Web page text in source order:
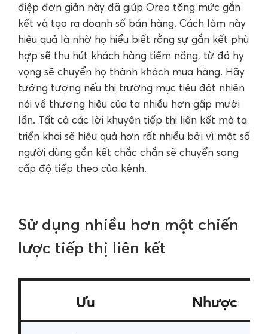
điệp đơn giản này đã giúp Oreo tăng mức gắn
kết và tạo ra doanh số bán hàng. Cách làm này
hiệu quả là nhờ họ hiểu biết rằng sự gắn kết phù
hợp sẽ thu hút khách hàng tiềm năng, từ đó hy
vọng sẽ chuyển họ thành khách mua hàng. Hãy
tưởng tượng nếu thị trường mục tiêu đột nhiên
nói về thương hiệu của ta nhiều hơn gấp mười
lần. Tất cả các lời khuyên tiếp thị liên kết mà ta
triển khai sẽ hiệu quả hơn rất nhiều bởi vì một số
người dùng gắn kết chắc chắn sẽ chuyển sang
cấp độ tiếp theo của kênh.
Sử dụng nhiều hơn một chiến
lược tiếp thị liên kết
Ưu Nhược